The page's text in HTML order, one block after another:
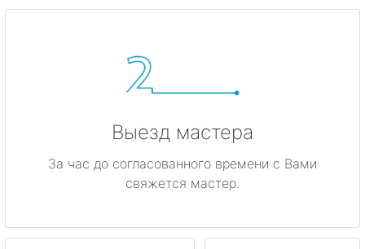
Выезд мастера
За час до согласованного времени с Вами
свяжется мастер.